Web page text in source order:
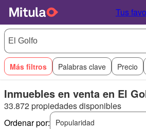
Tus
Más filtros Palabras clave Precio
Inmuebles en venta en El
33.872 propiedades disponibles
Ordenar por:
Popularidad